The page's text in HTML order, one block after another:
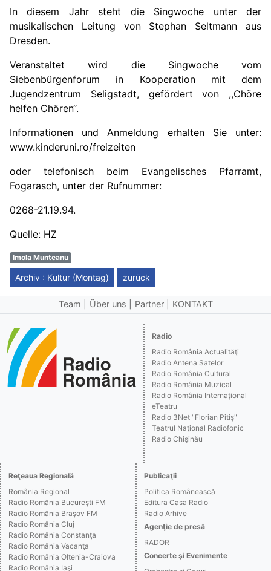
In diesem Jahr steht die Singwoche unter der
musikalischen Leitung von Stephan Seltmann aus
Dresden.
Veranstaltet wird die Singwoche vom
Siebenbürgenforum in Kooperation mit dem
Jugendzentrum Seligstadt, gefördert von ,,Chöre
helfen Chören“.
Informationen und Anmeldung erhalten Sie unter:
www.kinderuni.ro/freizeiten
oder telefonisch beim Evangelisches Pfarramt,
Fogarasch, unter der Rufnummer:
0268-21.19.94.
Quelle: HZ
Imola Munteanu
Archiv : Kultur (Montag) zurück
Team Über uns Partner KONTAKT
Radio
Radio România Actualităţi
Radio Antena Satelor
Radio România Cultural
Radio România Muzical
Radio România Internaţional
eTeatru
Radio 3Net "Florian Pitiş"
Teatrul Naţional Radiofonic
Radio Chişinău
Reţeaua Regională
România Regional
Radio România Bucureşti FM
Radio România Braşov FM
Radio România Cluj
Radio România Constanţa
Radio România Vacanţa
Radio România Oltenia-Craiova
Radio România Iaşi
Publicaţii
Politica Românească
Editura Casa Radio
Radio Arhive
Agenţie de presă
RADOR
Concerte şi Evenimente